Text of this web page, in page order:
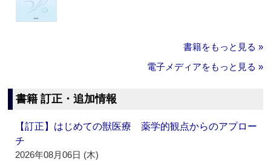
書籍をもっと見る »
電子メディアをもっと見る »
書籍 訂正・追加情報
【訂正】はじめての獣医療 薬学的観点からのアプロー
チ
2026年08月06日 (木)